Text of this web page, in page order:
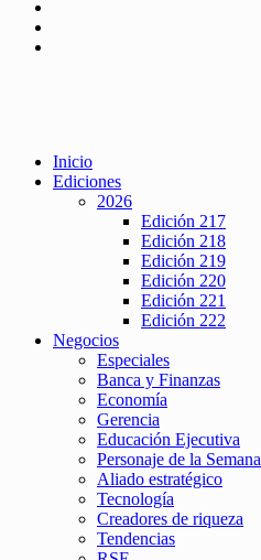
Inicio
Ediciones
2026
Edición 217
Edición 218
Edición 219
Edición 220
Edición 221
Edición 222
Negocios
Especiales
Banca y Finanzas
Economía
Gerencia
Educación Ejecutiva
Personaje de la Semana
Aliado estratégico
Tecnología
Creadores de riqueza
Tendencias